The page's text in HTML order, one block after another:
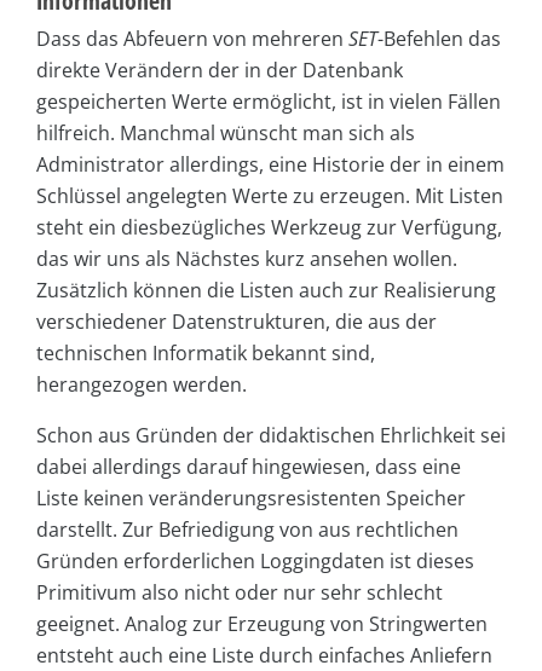
Dass das Abfeuern von mehreren SET-Befehlen das
direkte Verändern der in der Datenbank
gespeicherten Werte ermöglicht, ist in vielen Fällen
hilfreich. Manchmal wünscht man sich als
Administrator allerdings, eine Historie der in einem
Schlüssel angelegten Werte zu erzeugen. Mit Listen
steht ein diesbezügliches Werkzeug zur Verfügung,
das wir uns als Nächstes kurz ansehen wollen.
Zusätzlich können die Listen auch zur Realisierung
verschiedener Datenstrukturen, die aus der
technischen Informatik bekannt sind,
herangezogen werden.
Schon aus Gründen der didaktischen Ehrlichkeit sei
dabei allerdings darauf hingewiesen, dass eine
Liste keinen veränderungsresistenten Speicher
darstellt. Zur Befriedigung von aus rechtlichen
Gründen erforderlichen Loggingdaten ist dieses
Primitivum also nicht oder nur sehr schlecht
geeignet. Analog zur Erzeugung von Stringwerten
entsteht auch eine Liste durch einfaches Anliefern